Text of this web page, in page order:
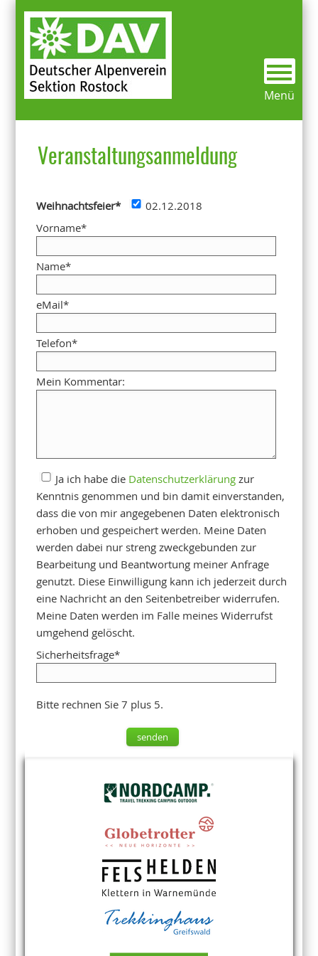
Menü
Veranstaltungsanmeldung
Weihnachtsfeier*
02.12.2018
Vorname*
Name*
eMail*
Telefon*
Mein Kommentar:
Ja ich habe die Datenschutzerklärung zur
Kenntnis genommen und bin damit einverstanden,
dass die von mir angegebenen Daten elektronisch
erhoben und gespeichert werden. Meine Daten
werden dabei nur streng zweckgebunden zur
Bearbeitung und Beantwortung meiner Anfrage
genutzt. Diese Einwilligung kann ich jederzeit durch
eine Nachricht an den Seitenbetreiber widerrufen.
Meine Daten werden im Falle meines Widerrufst
umgehend gelöscht.
Sicherheitsfrage*
Bitte rechnen Sie 7 plus 5.
senden
Über uns
Vereinsgeschichte
Aktivitäten
Kletterbunker
Alles Wichtige was du wissen musst
Preise/Öffnungszeiten
Kurse
Termine/Veranstaltungen
Weitere Klettermöglichkeiten